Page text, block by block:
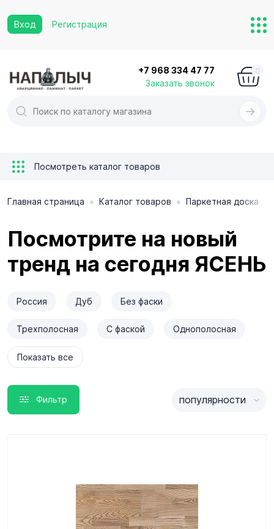
Вход Регистрация
+7 968 334 47 77
Заказать звонок
0
Посмотреть каталог товаров
Главная страница • Каталог товаров • Паркетная доска
Посмотрите на новый
тренд на сегодня ЯСЕНЬ
Россия Дуб Без фаски
Трехполосная С фаской Однополосная
Показать все
Фильтр популярности